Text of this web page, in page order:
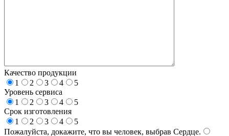
Качество продукции
1
2 3 4
5
Уровень сервиса
1
2 3 4
5
Срок изготовления
1
2 3 4
5
Пожалуйста, докажите, что вы человек, выбрав Сердце.